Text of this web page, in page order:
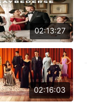
02:13:27
02:16:03